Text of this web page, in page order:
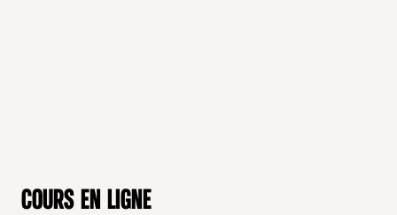
Cours en ligne